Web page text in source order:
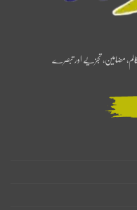
مضامین، تجزیے اور تبصرے